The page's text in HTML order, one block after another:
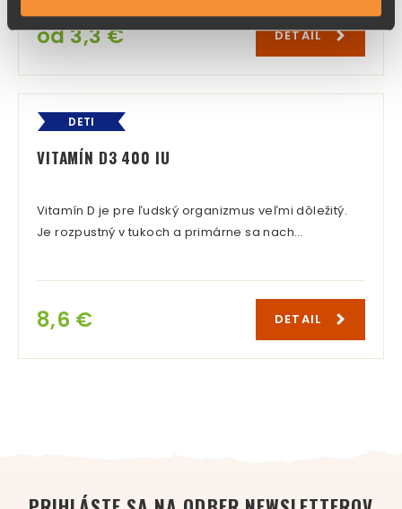
od 3,3 € DETAIL
DETI
VITAMÍN D3 400 IU
Vitamín D je pre ľudský organizmus veľmi dôležitý.
Je rozpustný v tukoch a primárne sa nach…
8,6 € DETAIL